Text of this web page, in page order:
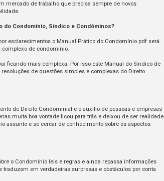
mercado de trabalho que precisa sempre de novos
do Condomínio, Síndico e Condôminos?
esclarecimentos o Manual Prático do Condomínio pdf será
complexo de condomínio.
ficando mais complexa. Por isso este Manual do Síndico de
de questões simples e complexas do Direito
de Direito Condominial e o auxílio de pessoas e empresas
muita boa vontade ficou para trás e deixou de ser realidade
assunto e se cercar de conhecimento sobre os aspectos
o Condomínio leis e regras e ainda repassa informações
em verdadeiras surpresas e obstáculos por conta